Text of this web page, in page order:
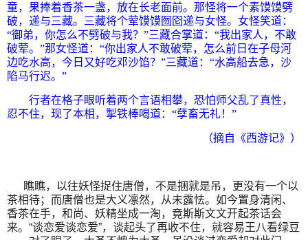
童，果捧着香茶一盏，放在长老面前。那怪将一个素馍馍劈
破，递与三藏。三藏将个荤馍馍囫囵递与女怪。女怪笑道：
“御弟，你怎么不劈破与我？”三藏合掌道：“我出家人，不敢
破荤。”那女怪道：“你出家人不敢破荤，怎么前日在子母河
边吃水高，今日又好吃邓沙馅？”三藏道：“水高船去急，沙
陷马行迟。”
行者在格子眼听着两个言语相攀，恐怕师父乱了真性，
忍不住，现了本相，掣铁棒喝道：“孽畜无礼！”
（摘自《西游记》）
瞧瞧，以往妖怪捉住唐僧，不是捆就是吊，更没有一个以
茶相待；而唐僧也是大义凛然，从未露怯。如今置身清闲、
香茶在手，和尚、妖精坐成一淘，竟斯斯文文开起茶话会
来。“谈恋爱谈恋爱”，谈起头了再收不住，就容易王八看绿豆